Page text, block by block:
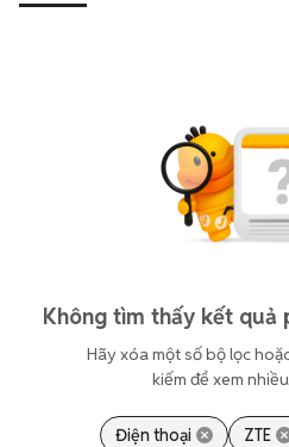
Không tìm thấy kết quả
Hãy xóa một số bộ lọc
kiếm để xem
Điện thoại ZTE